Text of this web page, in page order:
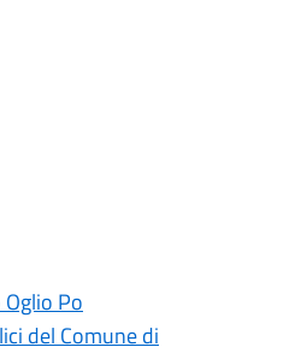
Po
del Comune di